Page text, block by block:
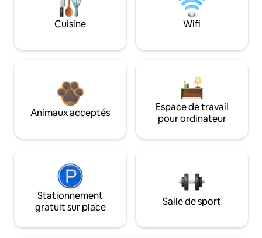
Cuisine Wifi
Animaux acceptés
Espace de travail
pour ordinateur
Stationnement
gratuit sur place
Salle de sport